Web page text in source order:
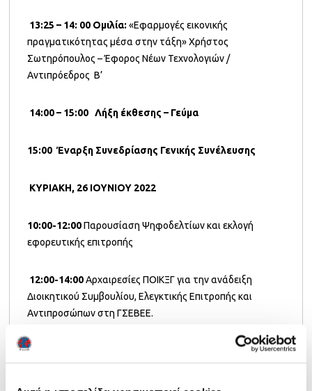
13:25 – 14: 00 Ομιλία: «Εφαρμογές εικονικής
πραγματικότητας μέσα στην τάξη» Χρήστος
Σωτηρόπουλος – Έφορος Νέων Τεχνολογιών /
Αντιπρόεδρος B’
14:00 – 15:00 Λήξη έκθεσης – Γεύμα
15:00Έναρξη Συνεδρίασης Γενικής Συνέλευσης
ΚΥΡΙΑΚΗ, 26 ΙΟΥΝΙΟΥ 2022
10:00-12:00Παρουσίαση Ψηφοδελτίων και εκλογή
εφορευτικής επιτροπής
12:00-14:00Αρχαιρεσίες ΠΟΙΚΞΓ για την ανάδειξη
Διοικητικού Συμβουλίου, Ελεγκτικής Επιτροπής και
Αντιπροσώπων στη ΓΣΕΒΕΕ.
15:00-19:00
Γενική συνέλευση Ταμείου Αρωγής και